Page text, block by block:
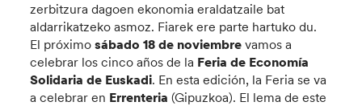
zerbitzura dagoen ekonomia eraldatzaile bat
aldarrikatzeko asmoz. Fiarek ere parte hartuko du.
El próximosábado 18 de noviembre vamos a
celebrar los cinco años de la Feria de Economía
Solidaria de Euskadi. En esta edición, la Feria se va
a celebrar en Errenteria (Gipuzkoa). El lema de este